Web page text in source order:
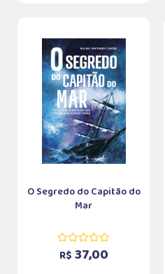
O Segredo do Capitão do
Mar
R$ 37,00